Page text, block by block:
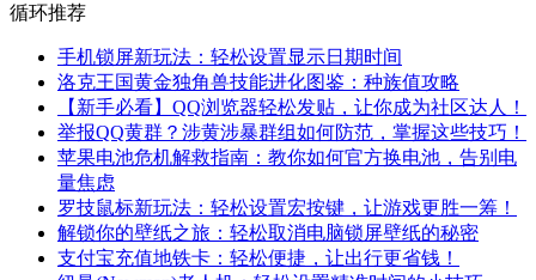
循环推荐
手机锁屏新玩法：轻松设置显示日期时间
洛克王国黄金独角兽技能进化图鉴：种族值攻略
【新手必看】QQ浏览器轻松发贴，让你成为社区达人！
举报QQ黄群？涉黄涉暴群组如何防范，掌握这些技巧！
苹果电池危机解救指南：教你如何官方换电池，告别电
量焦虑
罗技鼠标新玩法：轻松设置宏按键，让游戏更胜一筹！
解锁你的壁纸之旅：轻松取消电脑锁屏壁纸的秘密
支付宝充值地铁卡：轻松便捷，让出行更省钱！